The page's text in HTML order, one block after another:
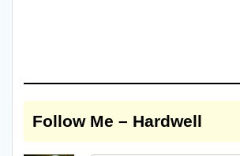
Follow Me – Hardwell